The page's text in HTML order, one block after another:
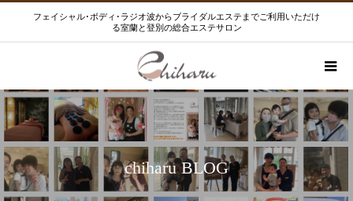
フェイシャル･ボディ･ラジオ波からブライダルエステまでご利用いただけ
る室蘭と登別の総合エステサロン
chiharu BLOG